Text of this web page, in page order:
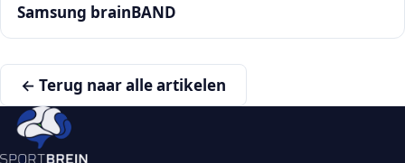
Samsung brainBAND
← Terug naar alle artikelen